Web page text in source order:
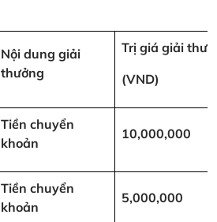
Nội dung giải
thưởng
Trị giá giải
(VND)
Tiền chuyển
khoản
10,000,000
Tiền chuyển
khoản
5,000,000